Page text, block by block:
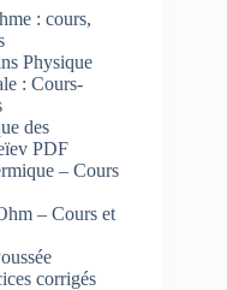
: cours,
Physique
: Cours-
des
PDF
– Cours
– Cours et
corrigés